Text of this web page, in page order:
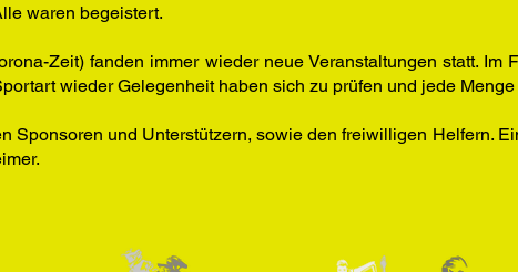
waren begeistert.
Zeit) fanden immer wieder neue Veranstaltungen statt. Im
wieder Gelegenheit haben sich zu prüfen und jede
Sponsoren und Unterstützern, sowie den freiwilligen Helfern.